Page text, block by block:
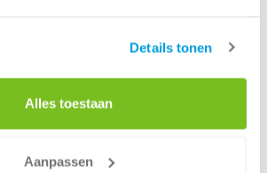
Details tonen
Alles toestaan
Aanpassen
op maat. Zo is het mogelijk om
door Renewi en geef afval een
je afval goed te scheiden, is veel afval